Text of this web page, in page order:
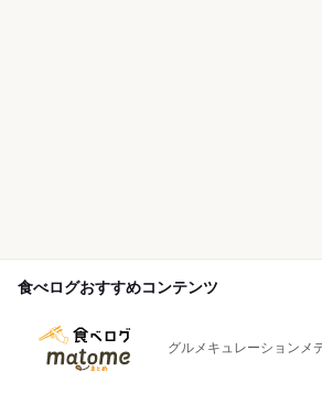
食べログおすすめコンテンツ
グルメキュレーションメ